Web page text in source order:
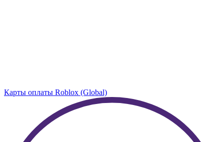
Карты оплаты Roblox (Global)